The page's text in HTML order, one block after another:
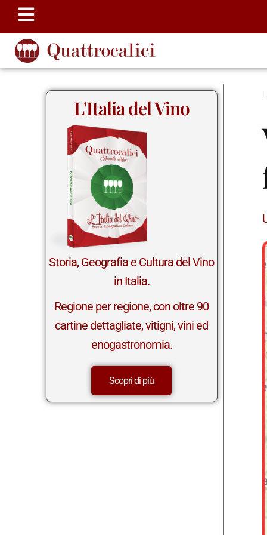
L'Italia del Vino
Storia, Geografia e Cultura del Vino
in Italia.
Regione per regione, con oltre 90
cartine dettagliate, vitigni, vini ed
enogastronomia.
Scopri di più